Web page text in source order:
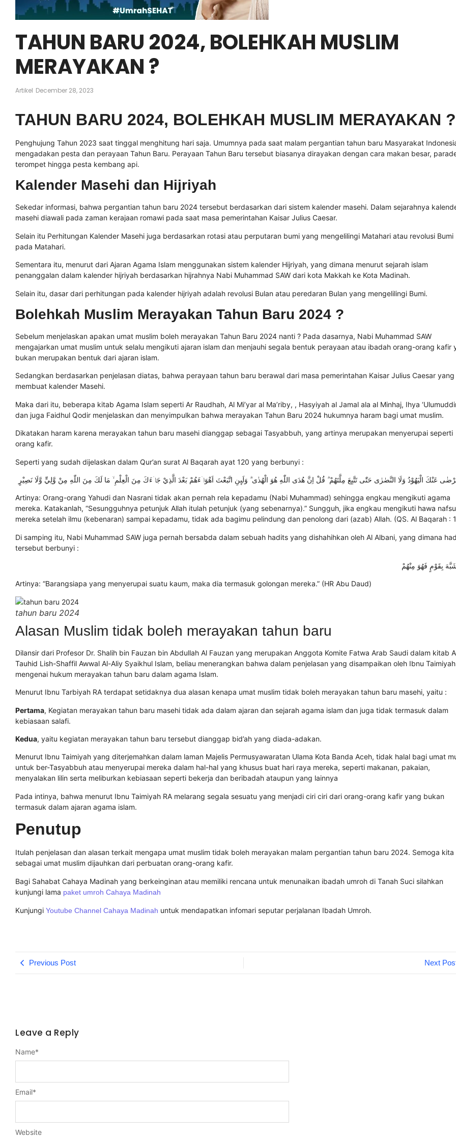
TAHUN BARU 2024, BOLEHKAH MUSLIM
MERAYAKAN ?
Artikel December 28, 2023
TAHUN BARU 2024, BOLEHKAH MUSLIM MERAYAKAN ?
Penghujung Tahun 2023 saat tinggal menghitung hari saja. Umumnya pada saat malam pergantian tahun baru Masyarakat
mengadakan pesta dan perayaan Tahun Baru. Perayaan Tahun Baru tersebut biasanya dirayakan dengan cara makan besar,
terompet hingga pesta kembang api.
Kalender Masehi dan Hijriyah
Sekedar informasi, bahwa pergantian tahun baru 2024 tersebut berdasarkan dari sistem kalender masehi. Dalam sejarahnya
masehi diawali pada zaman kerajaan romawi pada saat masa pemerintahan Kaisar Julius Caesar.
Selain itu Perhitungan Kalender Masehi juga berdasarkan rotasi atau perputaran bumi yang mengelilingi Matahari atau revolusi Bumi
pada Matahari.
Sementara itu, menurut dari Ajaran Agama Islam menggunakan sistem kalender Hijriyah, yang dimana menurut sejarah islam
penanggalan dalam kalender hijriyah berdasarkan hijrahnya Nabi Muhammad SAW dari kota Makkah ke Kota Madinah.
Selain itu, dasar dari perhitungan pada kalender hijriyah adalah revolusi Bulan atau peredaran Bulan yang mengelilingi Bumi.
Bolehkah Muslim Merayakan Tahun Baru 2024 ?
Sebelum menjelaskan apakan umat muslim boleh merayakan Tahun Baru 2024 nanti ? Pada dasarnya, Nabi Muhammad SAW
mengajarkan umat muslim untuk selalu mengikuti ajaran islam dan menjauhi segala bentuk perayaan atau ibadah orang-orang kafir
bukan merupakan bentuk dari ajaran islam.
Sedangkan berdasarkan penjelasan diatas, bahwa perayaan tahun baru berawal dari masa pemerintahan Kaisar Julius Caesar yang
membuat kalender Masehi.
Maka dari itu, beberapa kitab Agama Islam seperti Ar Raudhah, Al Mi’yar al Ma’riby, , Hasyiyah al Jamal ala al Minhaj, Ihya
dan juga Faidhul Qodir menjelaskan dan menyimpulkan bahwa merayakan Tahun Baru 2024 hukumnya haram bagi umat muslim.
Dikatakan haram karena merayakan tahun baru masehi dianggap sebagai Tasyabbuh, yang artinya merupakan menyerupai seperti
orang kafir.
Seperti yang sudah dijelaskan dalam Qur’an surat Al Baqarah ayat 120 yang berbunyi :
عَنْكَ الْيَهُوْدُ وَلَا النَّصٰرٰى حَتّٰى تَتَّبِعَ مِلَّتَهُمْ ۗ قُلْ اِنَّ هُدَى اللّٰهِ هُوَ الْهُدٰى ۗ وَلَىِٕنِ اتَّبَعْتَ اَهْوَاۤءَهُمْ بَعْدَ الَّذِيْ جَاۤءَكَ مِنَ الْعِلْمِ ۙ مَا لَكَ مِنَ اللّٰهِ مِنْ وَّلِيٍّ وَّلَا نَصِيْرٍ
Artinya: Orang-orang Yahudi dan Nasrani tidak akan pernah rela kepadamu (Nabi Muhammad) sehingga engkau mengikuti agama
mereka. Katakanlah, “Sesungguhnya petunjuk Allah itulah petunjuk (yang sebenarnya).” Sungguh, jika engkau mengikuti hawa nafsu
mereka setelah ilmu (kebenaran) sampai kepadamu, tidak ada bagimu pelindung dan penolong dari (azab) Allah. (QS. Al Baqarah :
Di samping itu, Nabi Muhammad SAW juga pernah bersabda dalam sebuah hadits yang dishahihkan oleh Al Albani, yang dimana
tersebut berbunyi :
بِقَوْمٍ فَهُوَ مِنْهُمْ
Artinya: “Barangsiapa yang menyerupai suatu kaum, maka dia termasuk golongan mereka.” (HR Abu Daud)
tahun baru 2024
Alasan Muslim tidak boleh merayakan tahun baru
Dilansir dari Profesor Dr. Shalih bin Fauzan bin Abdullah Al Fauzan yang merupakan Anggota Komite Fatwa Arab Saudi dalam kitab
Tauhid Lish-Shaffil Awwal Al-Aliy Syaikhul Islam, beliau menerangkan bahwa dalam penjelasan yang disampaikan oleh Ibnu Taimiyah
mengenai hukum merayakan tahun baru dalam agama Islam.
Menurut Ibnu Tarbiyah RA terdapat setidaknya dua alasan kenapa umat muslim tidak boleh merayakan tahun baru masehi, yaitu :
Pertama, Kegiatan merayakan tahun baru masehi tidak ada dalam ajaran dan sejarah agama islam dan juga tidak termasuk dalam
kebiasaan salafi.
Kedua, yaitu kegiatan merayakan tahun baru tersebut dianggap bid’ah yang diada-adakan.
Menurut Ibnu Taimiyah yang diterjemahkan dalam laman Majelis Permusyawaratan Ulama Kota Banda Aceh, tidak halal bagi umat
untuk ber-Tasyabbuh atau menyerupai mereka dalam hal-hal yang khusus buat hari raya mereka, seperti makanan, pakaian,
menyalakan lilin serta meliburkan kebiasaan seperti bekerja dan beribadah ataupun yang lainnya
Pada intinya, bahwa menurut Ibnu Taimiyah RA melarang segala sesuatu yang menjadi ciri ciri dari orang-orang kafir yang bukan
termasuk dalam ajaran agama islam.
Penutup
Itulah penjelasan dan alasan terkait mengapa umat muslim tidak boleh merayakan malam pergantian tahun baru 2024. Semoga kita
sebagai umat muslim dijauhkan dari perbuatan orang-orang kafir.
Bagi Sahabat Cahaya Madinah yang berkeinginan atau memiliki rencana untuk menunaikan ibadah umroh di Tanah Suci silahkan
kunjungi lama paket umroh Cahaya Madinah
Kunjungi Youtube Channel Cahaya Madinah untuk mendapatkan infomari seputar perjalanan Ibadah Umroh.
Previous Post Next
Leave a Reply
Name*
Email*
Website